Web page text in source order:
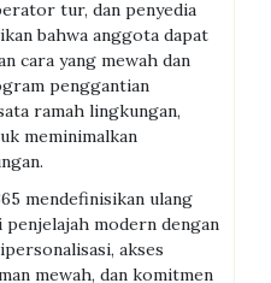
tur, dan penyedia
bahwa anggota dapat
cara yang mewah dan
penggantian
ramah lingkungan,
meminimalkan
mendefinisikan ulang
penjelajah modern dengan
akses
mewah, dan komitmen